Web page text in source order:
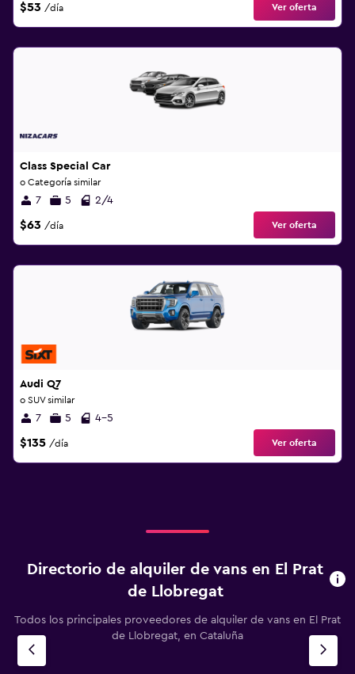
$53 /día Ver oferta
Class Special Car
o Categoría similar
7 5 2/4
$63 /día Ver oferta
Audi Q7
o SUV similar
7 5 4-5
$135 /día Ver oferta
Directorio de alquiler de vans en El Prat
de Llobregat
Todos los principales proveedores de alquiler de vans en El Prat
de Llobregat, en Cataluña